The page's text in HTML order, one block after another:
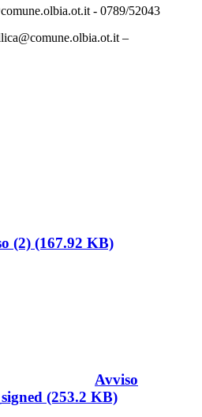
- 0789/52043
–
(2) (167.92 KB)
Avviso
(253.2 KB)